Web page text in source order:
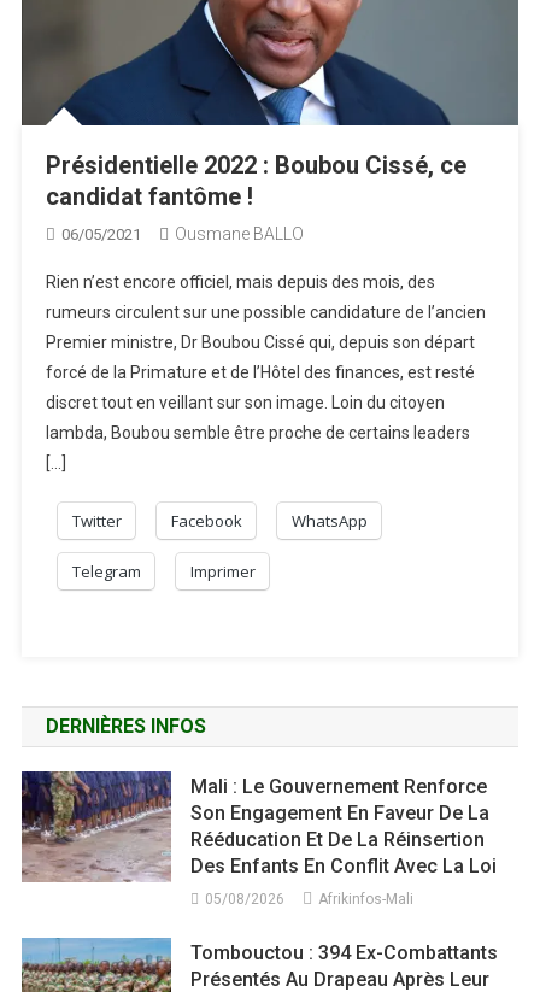
Présidentielle 2022 : Boubou Cissé, ce
candidat fantôme !
06/05/2021 Ousmane BALLO
Rien n’est encore officiel, mais depuis des mois, des
rumeurs circulent sur une possible candidature de l’ancien
Premier ministre, Dr Boubou Cissé qui, depuis son départ
forcé de la Primature et de l’Hôtel des finances, est resté
discret tout en veillant sur son image. Loin du citoyen
lambda, Boubou semble être proche de certains leaders
[…]
Twitter Facebook WhatsApp
Telegram Imprimer
DERNIÈRES INFOS
Mali : Le Gouvernement Renforce
Son Engagement En Faveur De La
Rééducation Et De La Réinsertion
Des Enfants En Conflit Avec La Loi
05/08/2026 Afrikinfos-Mali
Tombouctou : 394 Ex-Combattants
Présentés Au Drapeau Après Leur